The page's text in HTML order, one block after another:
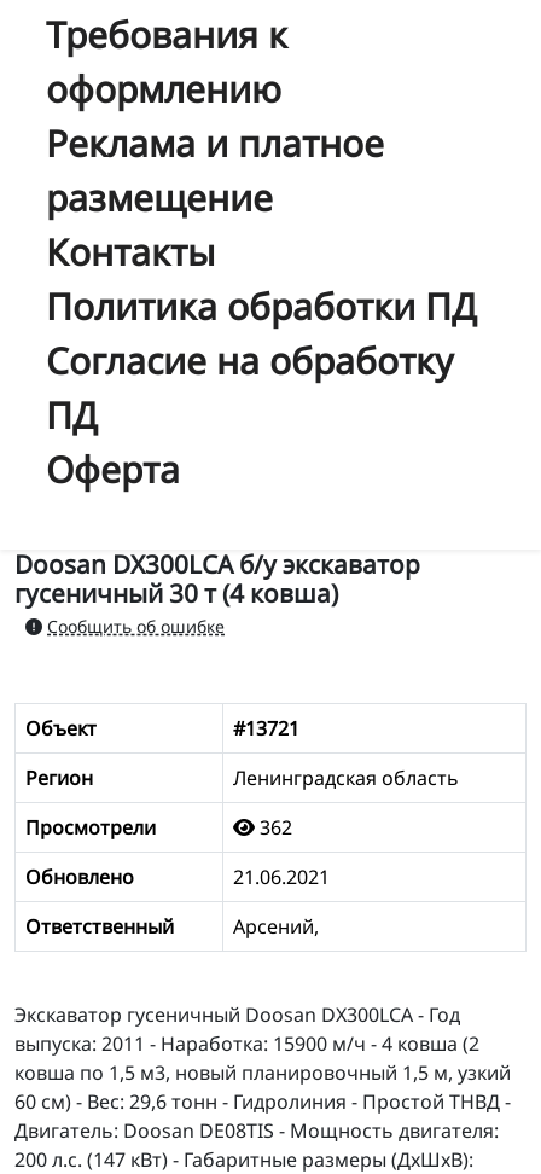
Требования к
оформлению
Реклама и платное
размещение
Контакты
Политика обработки ПД
Согласие на обработку
ПД
Оферта
Doosan DX300LCA б/у экскаватор
гусеничный 30 т (4 ковша)
Сообщить об ошибке
Объект
#13721
Регион
Ленинградская область
Просмотрели
362
Обновлено
21.06.2021
Ответственный
Арсений,
Экскаватор гусеничный Doosan DX300LCA - Год
выпуска: 2011 - Наработка: 15900 м/ч - 4 ковша (2
ковша по 1,5 м3, новый планировочный 1,5 м, узкий
60 см) - Вес: 29,6 тонн - Гидролиния - Простой ТНВД -
Двигатель: Doosan DE08TIS - Мощность двигателя:
200 л.с. (147 кВт) - Габаритные размеры (ДхШхВ):